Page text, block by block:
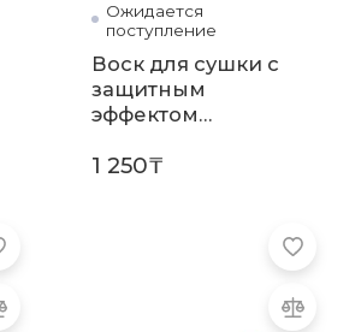
Ожидается
поступление
Воск для сушки с
защитным
эффектом
(флакон 600мл)
1 250₸